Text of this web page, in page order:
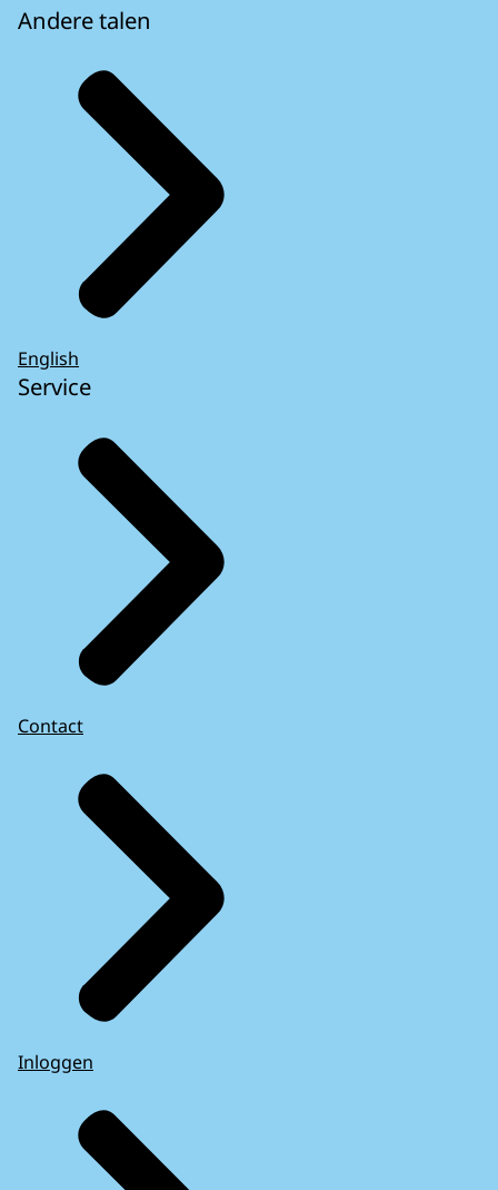
Andere talen
English
Service
Contact
Inloggen